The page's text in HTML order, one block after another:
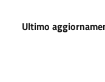
Ultimo